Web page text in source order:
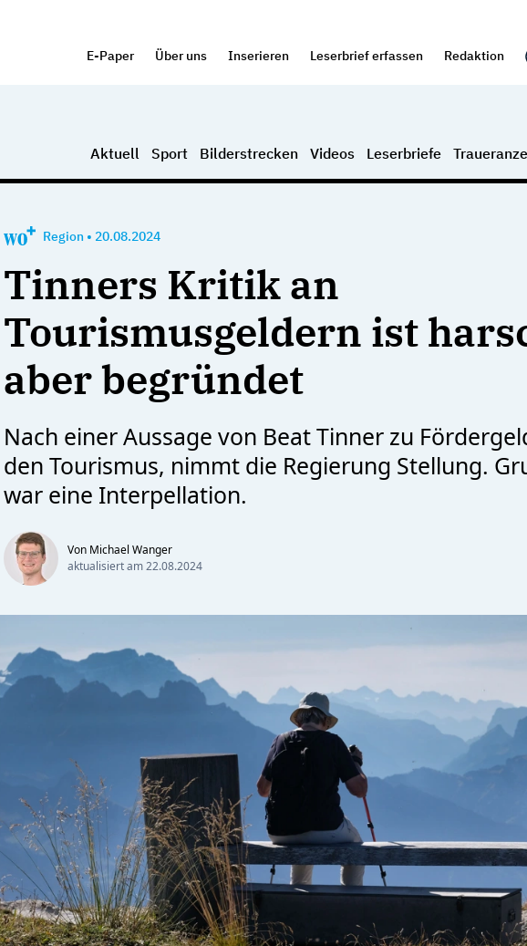
E-Paper Über uns Inserieren Leserbrief erfassen Redaktion
Aktuell Sport Bilderstrecken Videos Leserbriefe
Region • 20.08.2024
Tinners Kritik an
Tourismusgeldern ist
aber begründet
Nach einer Aussage von Beat Tinner zu
den Tourismus, nimmt die Regierung Stellung.
war eine Interpellation.
Von Michael Wanger
aktualisiert am22.08.2024